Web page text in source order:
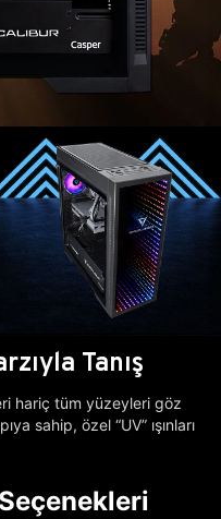
Tanış
hariç tüm yüzeyleri göz
sahip, özel “UV” ışınları